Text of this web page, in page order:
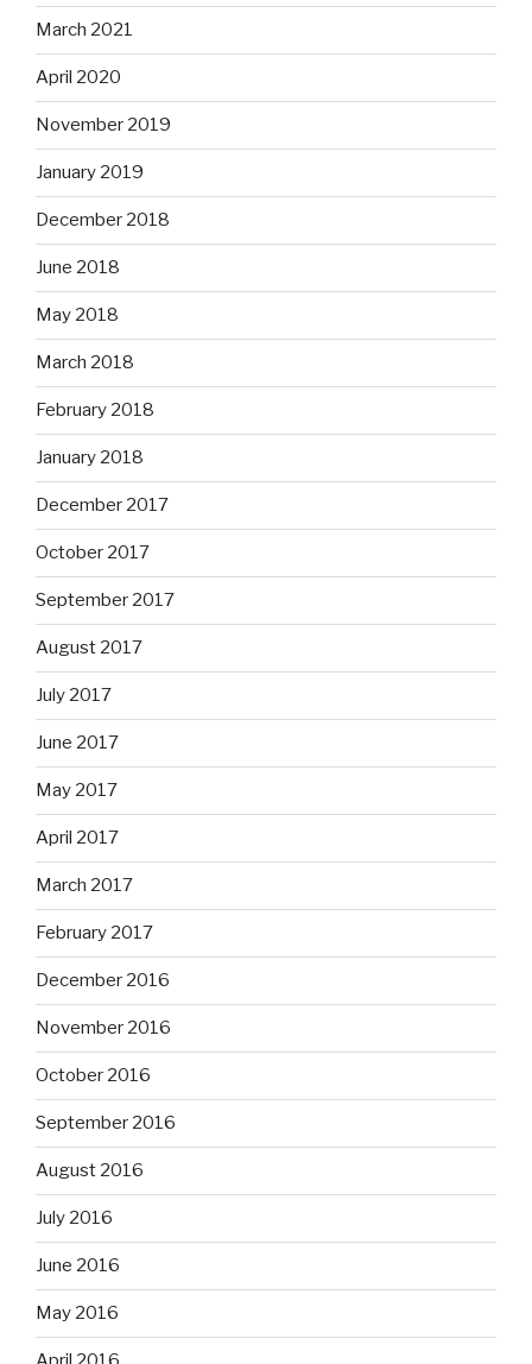
March 2021
April 2020
November 2019
January 2019
December 2018
June 2018
May 2018
March 2018
February 2018
January 2018
December 2017
October 2017
September 2017
August 2017
July 2017
June 2017
May 2017
April 2017
March 2017
February 2017
December 2016
November 2016
October 2016
September 2016
August 2016
July 2016
June 2016
May 2016